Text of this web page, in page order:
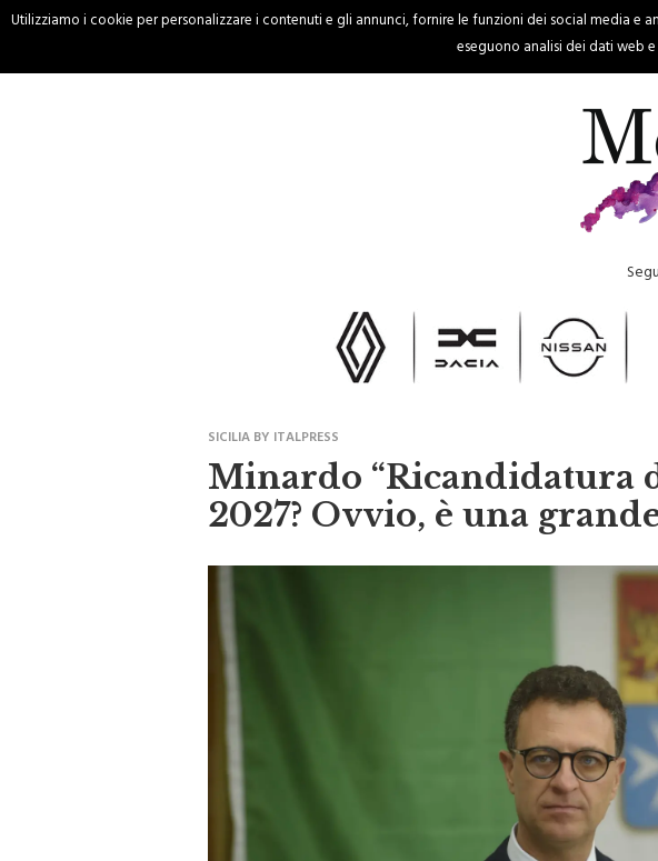
HOME CRONACA PALERMO
SICILIA BY ITALPRESS
Minardo “Ricandidatura
2027? Ovvio, è una
Utilizziamo i cookie per personalizzare i contenuti e gli annunci, fornire le funzioni dei social media
eseguono analisi dei dati web